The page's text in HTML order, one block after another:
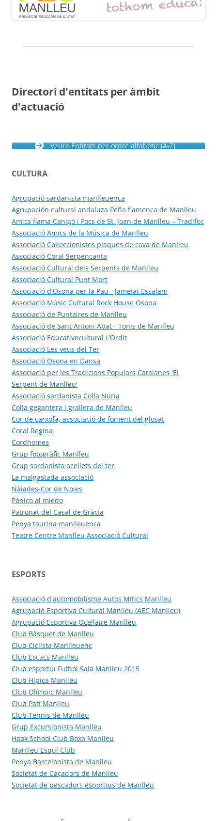
Directori d'entitats per àmbit
d'actuació
Veure Entitats per ordre alfabètic (A-Z)
CULTURA
Agrupació sardanista manlleuenca
Agrupación cultural andaluza Peña flamenca de Manlleu
Amics flama Canigó i Focs de St. Joan de Manlleu – Tradifoc
Associació Amics de la Música de Manlleu
Associació Col·leccionistes plaques de cava de Manlleu
Associació Coral Serpencanta
Associació Cultural dels Serpents de Manlleu
Associació Cultural Punt Mort
Associació d'Osona per la Pau - Jameiat Essalam
Associació Músic Cultural Rock House Osona
Associació de Puntaires de Manlleu
Associació de Sant Antoni Abat - Tonis de Manlleu
Associació Educativocultural L’Ordit
Associació Les veus del Ter
Associació Osona en Dansa
Associació per les Tradicions Populars Catalanes 'El
Serpent de Manlleu'
Associació sardanista Colla Núria
Colla gegantera i grallera de Manlleu
Cor de carxofa, associació de foment del glosat
Coral Regina
Cordhomes
Grup fotogràfic Manlleu
Grup sardanista ocellets del ter
La malgastada associació
Nàiades-Cor de Noies
Pánico al miedo
Patronat del Casal de Gràcia
Penya taurina manlleuenca
Teatre Centre Manlleu Associació Cultural
ESPORTS
Associació d'automobilisme Autos Mítics Manlleu
Agrupació Esportiva Cultural Manlleu (AEC Manlleu)
Agrupació Esportiva Ocellaire Manlleu
Club Bàsquet de Manlleu
Club Ciclista Manlleuenc
Club Escacs Manlleu
Club esportiu Futbol Sala Manlleu 2015
Club Hípica Manlleu
Club Olímpic Manlleu
Club Patí Manlleu
Club Tennis de Manlleu
Grup Excursionista Manlleu
Hook School Club Boxa Manlleu
Manlleu Esquí Club
Penya Barcelonista de Manlleu
Societat de Caçadors de Manlleu
Societat de pescadors esportius de Manlleu